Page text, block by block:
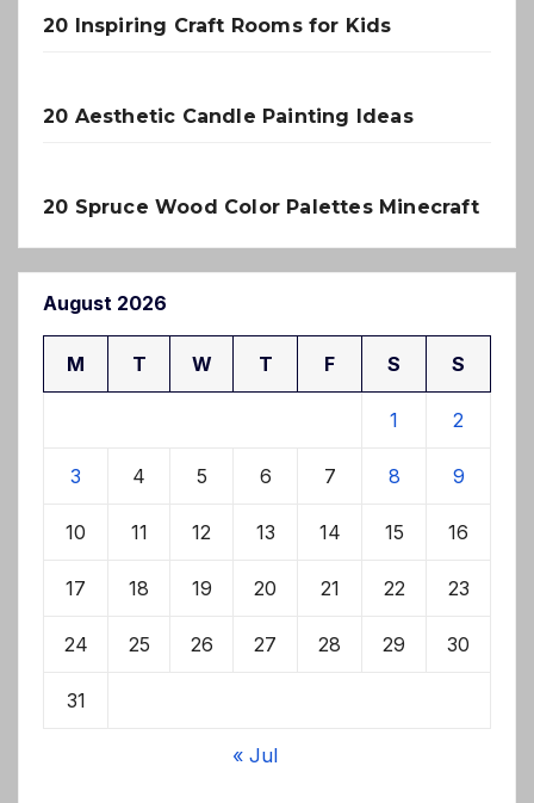
20 Inspiring Craft Rooms for Kids
20 Aesthetic Candle Painting Ideas
20 Spruce Wood Color Palettes Minecraft
August 2026
M T W T F S S
1 2
3 4 5 6 7 8 9
10 11 12 13 14 15 16
17 18 19 20 21 22 23
24 25 26 27 28 29 30
31
« Jul